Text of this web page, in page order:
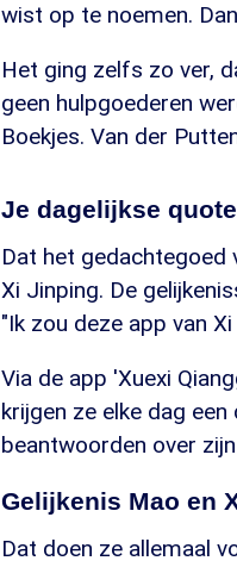
wist op te noemen.
Het ging zelfs zo ver,
geen hulpgoederen
Boekjes. Van der
Je dagelijkse
Dat het gedachtegoed
Xi Jinping. De
"Ik zou deze app van
Via de app 'Xuexi
krijgen ze elke dag
beantwoorden over
Gelijkenis Mao en
Dat doen ze allemaal